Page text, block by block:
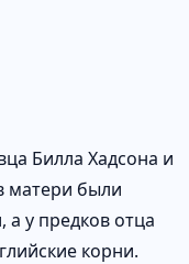
Билла Хадсона и
матери были
у предков отца
корни.